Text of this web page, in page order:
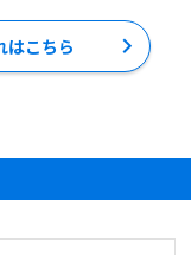
はこちら